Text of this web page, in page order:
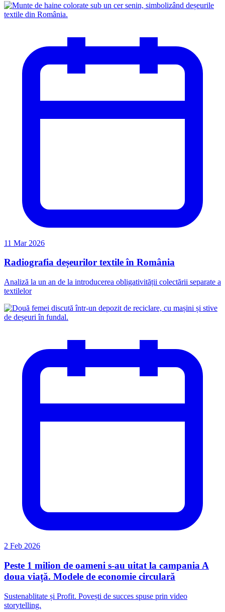
11 Mar 2026
Radiografia deșeurilor textile în România
Analiză la un an de la introducerea obligativității colectării separate a
textilelor
2 Feb 2026
Peste 1 milion de oameni s-au uitat la campania A
doua viață. Modele de economie circulară
Sustenablitate și Profit. Povești de succes spuse prin video
storytelling.